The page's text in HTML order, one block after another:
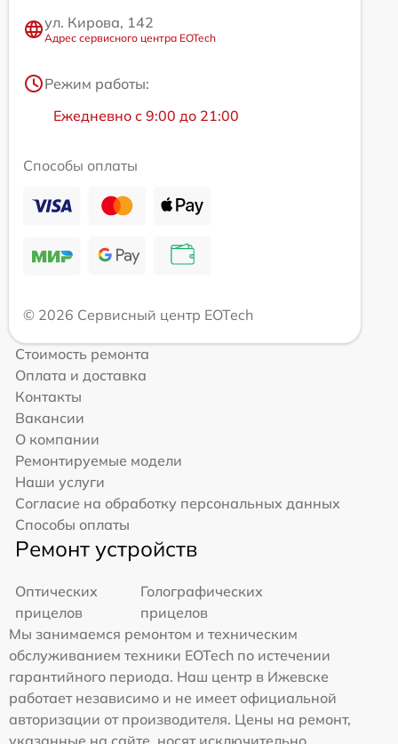
ул. Кирова, 142
Адрес сервисного центра EOTech
Режим работы:
Ежедневно с 9:00 до 21:00
Способы оплаты
© 2026 Сервисный центр EOTech
Стоимость ремонта
Оплата и доставка
Контакты
Вакансии
О компании
Ремонтируемые модели
Наши услуги
Согласие на обработку персональных данных
Способы оплаты
Ремонт устройств
Оптических
прицелов
Голографических
прицелов
Мы занимаемся ремонтом и техническим
обслуживанием техники EOTech по истечении
гарантийного периода. Наш центр в Ижевске
работает независимо и не имеет официальной
авторизации от производителя. Цены на ремонт,